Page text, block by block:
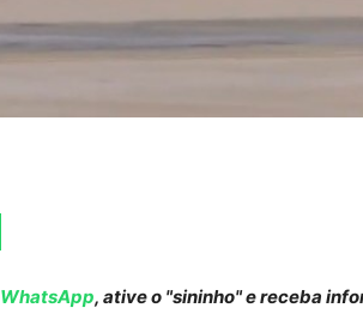
WhatsApp, ative o "sininho" e receba